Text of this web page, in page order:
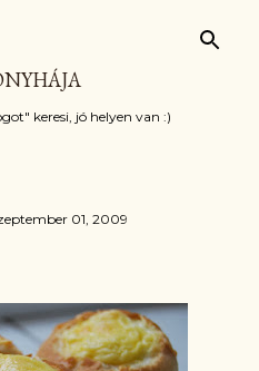
keresi, jó helyen van :)
01, 2009